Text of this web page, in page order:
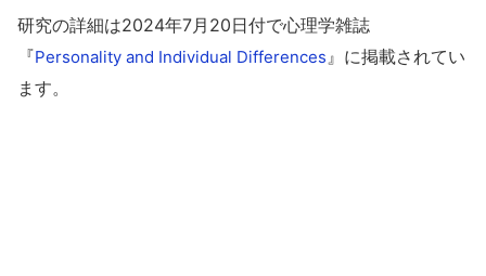
研究の詳細は2024年7月20日付で心理学雑誌
『Personality and Individual Differences 』に掲載されてい
ます。